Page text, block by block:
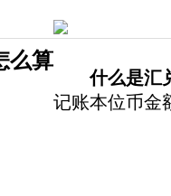
么算
什么是汇
记账本位币金